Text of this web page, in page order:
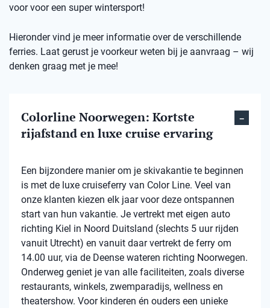
voor voor een super wintersport!
Hieronder vind je meer informatie over de verschillende
ferries. Laat gerust je voorkeur weten bij je aanvraag – wij
denken graag met je mee!
Colorline Noorwegen: Kortste
rijafstand en luxe cruise ervaring
Een bijzondere manier om je skivakantie te beginnen
is met de luxe cruiseferry van Color Line. Veel van
onze klanten kiezen elk jaar voor deze ontspannen
start van hun vakantie. Je vertrekt met eigen auto
richting Kiel in Noord Duitsland (slechts 5 uur rijden
vanuit Utrecht) en vanuit daar vertrekt de ferry om
14.00 uur, via de Deense wateren richting Noorwegen.
Onderweg geniet je van alle faciliteiten, zoals diverse
restaurants, winkels, zwemparadijs, wellness en
theatershow. Voor kinderen én ouders een unieke